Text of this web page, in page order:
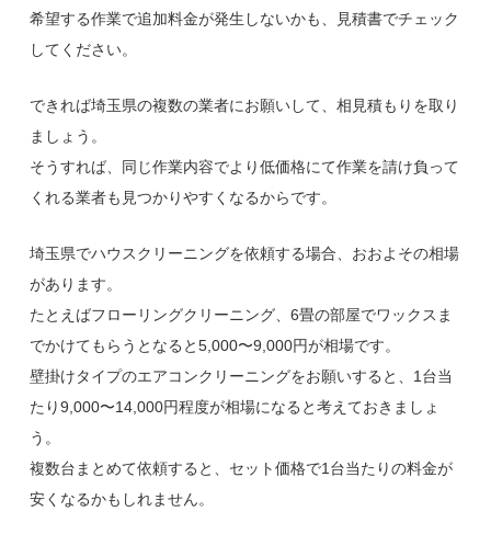
希望する作業で追加料金が発生しないかも、見積書でチェック
してください。
できれば埼玉県の複数の業者にお願いして、相見積もりを取り
ましょう。
そうすれば、同じ作業内容でより低価格にて作業を請け負って
くれる業者も見つかりやすくなるからです。
埼玉県でハウスクリーニングを依頼する場合、おおよその相場
があります。
たとえばフローリングクリーニング、6畳の部屋でワックスま
でかけてもらうとなると5,000〜9,000円が相場です。
壁掛けタイプのエアコンクリーニングをお願いすると、1台当
たり9,000〜14,000円程度が相場になると考えておきましょ
う。
複数台まとめて依頼すると、セット価格で1台当たりの料金が
安くなるかもしれません。